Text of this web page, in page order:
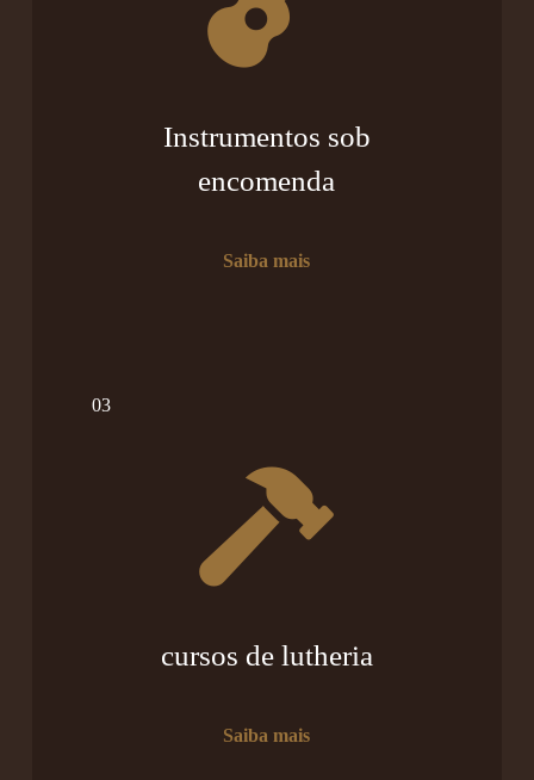
Instrumentos sob
encomenda
Saiba mais
03
cursos de lutheria
Saiba mais